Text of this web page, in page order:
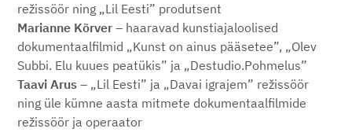
režissöör ning „Lil Eesti” produtsent
Marianne Kõrver – haaravad kunstiajaloolised
dokumentaalfilmid „Kunst on ainus pääsetee”, „Olev
Subbi. Elu kuues peatükis” ja „Destudio.Pohmelus”
Taavi Arus – „Lil Eesti” ja „Davai igrajem” režissöör
ning üle kümne aasta mitmete dokumentaalfilmide
režissöör ja operaator